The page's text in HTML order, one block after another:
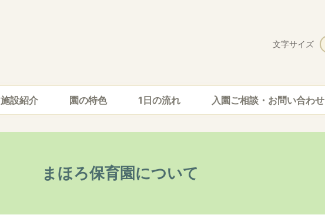
施設紹介 園の特色 1日の流れ 入園ご相談・お問い合わせ
文字サイズ
まほろ保育園について